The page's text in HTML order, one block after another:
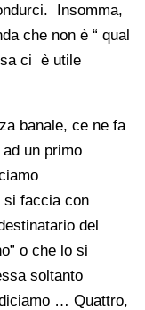
Insomma,
che non è “ qual
ci è utile
banale, ce ne fa
un primo
si faccia con
del
o che lo si
soltanto
… Quattro,